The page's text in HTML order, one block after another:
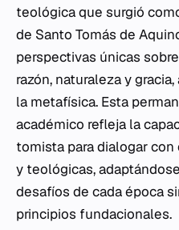
teológica que surgió
de Santo Tomás de
perspectivas únicas
razón, naturaleza y
la metafísica. Esta
académico refleja la
tomista para dialogar
y teológicas,
desafíos de cada época
principios fundacionales.